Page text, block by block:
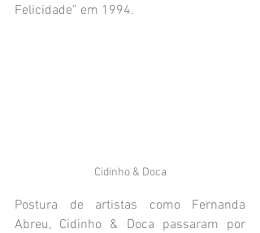
Felicidade” em 1994.
Cidinho & Doca
Postura de artistas como Fernanda
Abreu, Cidinho & Doca passaram por